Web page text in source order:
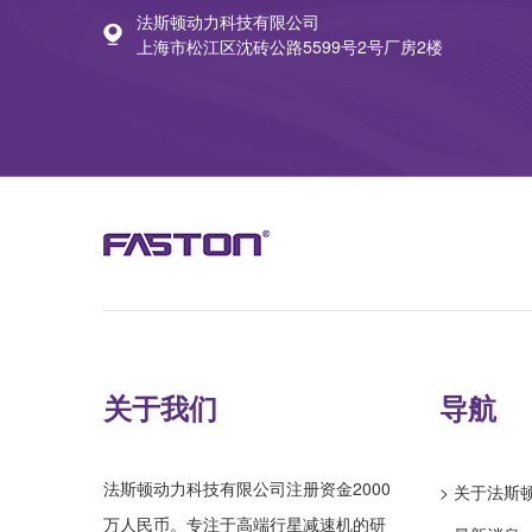
法斯顿动力科技有限公司
上海市松江区沈砖公路5599号2号厂房2楼
关于我们
法斯顿动力科技有限公司注册资金2000
万人民币。专注于高端行星减速机的研
导航
> 关于法斯